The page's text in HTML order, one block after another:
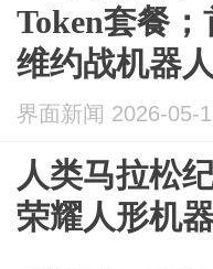
Token套餐
维约战机器
界面新闻 2026-05-
人类马拉松
荣耀人形机